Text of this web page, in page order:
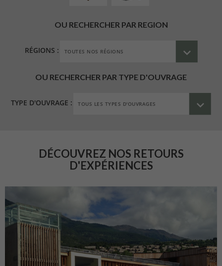
OU RECHERCHER PAR REGION
RÉGIONS :
OU RECHERCHER PAR TYPE D'OUVRAGE
TYPE D'OUVRAGE :
DÉCOUVREZ NOS RETOURS
D'EXPÉRIENCES